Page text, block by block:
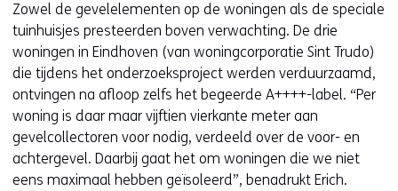
Zowel de gevelelementen op de woningen als de speciale
tuinhuisjes presteerden boven verwachting. De drie
woningen in Eindhoven (van woningcorporatie Sint Trudo)
die tijdens het onderzoeksproject werden verduurzaamd,
ontvingen na afloop zelfs het begeerde A++++-label. “Per
woning is daar maar vijftien vierkante meter aan
gevelcollectoren voor nodig, verdeeld over de voor- en
achtergevel. Daarbij gaat het om woningen die we niet
eens maximaal hebben geïsoleerd”, benadrukt Erich.